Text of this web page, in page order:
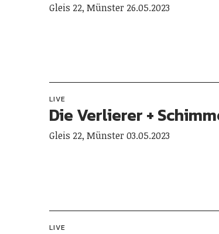
Gleis 22, Münster 26.05.2023
LIVE
Die Verlierer +
Gleis 22, Münster 03.05.2023
LIVE